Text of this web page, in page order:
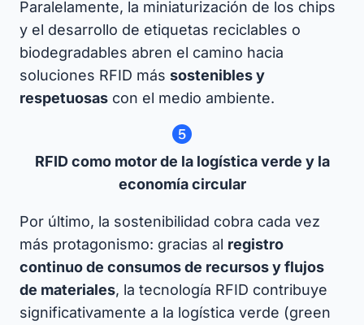
Paralelamente, la miniaturización de los chips
y el desarrollo de etiquetas reciclables o
biodegradables abren el camino hacia
soluciones RFID más sostenibles y
respetuosas con el medio ambiente.
RFID como motor de la logística verde y la
economía circular
Por último, la sostenibilidad cobra cada vez
más protagonismo: gracias al registro
continuo de consumos de recursos y flujos
de materiales, la tecnología RFID contribuye
significativamente a la logística verde (green